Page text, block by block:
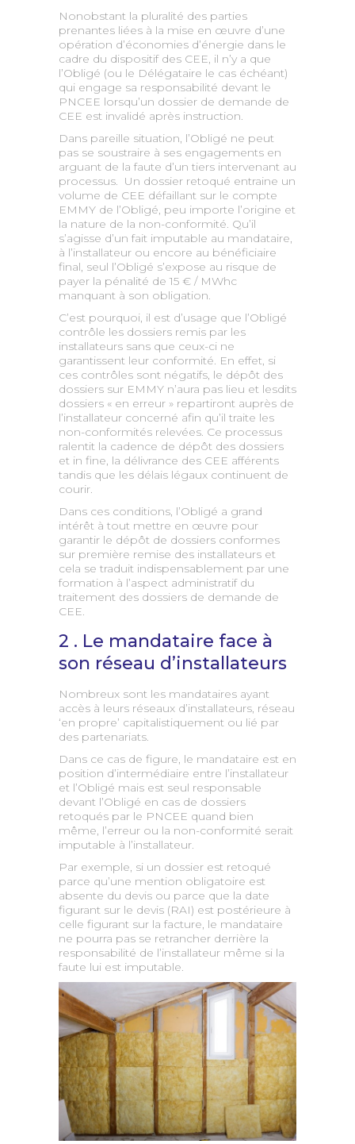
Nonobstant la pluralité des parties
prenantes liées à la mise en œuvre d’une
opération d’économies d’énergie dans le
cadre du dispositif des CEE, il n’y a que
l’Obligé (ou le Délégataire le cas échéant)
qui engage sa responsabilité devant le
PNCEE lorsqu’un dossier de demande de
CEE est invalidé après instruction.
Dans pareille situation, l’Obligé ne peut
pas se soustraire à ses engagements en
arguant de la faute d’un tiers intervenant au
processus. Un dossier retoqué entraine un
volume de CEE défaillant sur le compte
EMMY de l’Obligé, peu importe l’origine et
la nature de la non-conformité. Qu’il
s’agisse d’un fait imputable au mandataire,
à l’installateur ou encore au bénéficiaire
final, seul l’Obligé s’expose au risque de
payer la pénalité de 15 € / MWhc
manquant à son obligation.
C’est pourquoi, il est d’usage que l’Obligé
contrôle les dossiers remis par les
installateurs sans que ceux-ci ne
garantissent leur conformité. En effet, si
ces contrôles sont négatifs, le dépôt des
dossiers sur EMMY n’aura pas lieu et lesdits
dossiers « en erreur » repartiront auprès de
l’installateur concerné afin qu’il traite les
non-conformités relevées. Ce processus
ralentit la cadence de dépôt des dossiers
et in fine, la délivrance des CEE afférents
tandis que les délais légaux continuent de
courir.
Dans ces conditions, l’Obligé a grand
intérêt à tout mettre en œuvre pour
garantir le dépôt de dossiers conformes
sur première remise des installateurs et
cela se traduit indispensablement par une
formation à l’aspect administratif du
traitement des dossiers de demande de
CEE.
2 . Le mandataire face à
son réseau d’installateurs
Nombreux sont les mandataires ayant
accès à leurs réseaux d’installateurs, réseau
‘en propre’ capitalistiquement ou lié par
des partenariats.
Dans ce cas de figure, le mandataire est en
position d’intermédiaire entre l’installateur
et l’Obligé mais est seul responsable
devant l’Obligé en cas de dossiers
retoqués par le PNCEE quand bien
même, l’erreur ou la non-conformité serait
imputable à l’installateur.
Par exemple, si un dossier est retoqué
parce qu’une mention obligatoire est
absente du devis ou parce que la date
figurant sur le devis (RAI) est postérieure à
celle figurant sur la facture, le mandataire
ne pourra pas se retrancher derrière la
responsabilité de l’installateur même si la
faute lui est imputable.